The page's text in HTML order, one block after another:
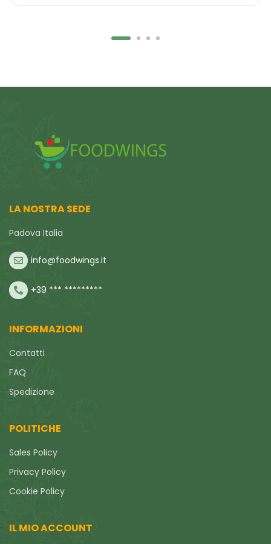
LA NOSTRA SEDE
Padova Italia
info@foodwings.it
+39 *** *********
INFORMAZIONI
Contatti
FAQ
Spedizione
POLITICHE
Sales Policy
Privacy Policy
Cookie Policy
IL MIO ACCOUNT